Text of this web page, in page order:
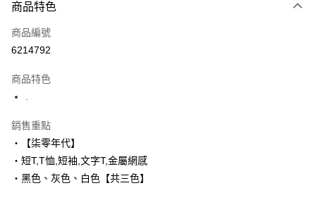
信用卡一次付款
超商取貨付款
街口支付
悠遊付
Google Pay
商品特色
商品編號
6214792
商品特色
銷售重點
‧【柒零年代】
‧短T,T恤,短袖,文字T,金屬網感
‧黑色、灰色、白色【共三色】